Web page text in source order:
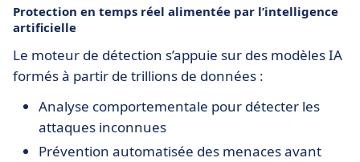
Protection en temps réel alimentée par l’intelligence
artificielle
Le moteur de détection s’appuie sur des modèles IA
formés à partir de trillions de données :
Analyse comportementale pour détecter les
attaques inconnues
Prévention automatisée des menaces avant